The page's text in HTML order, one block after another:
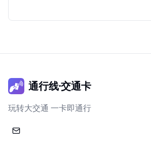
通行线·交通卡
玩转大交通 一卡即通行